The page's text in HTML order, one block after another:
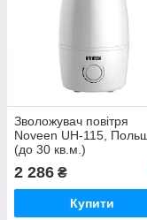
Зволожувач повітря
Noveen UH-115,
(до 30 кв.м.)
2 286 ₴
Купити